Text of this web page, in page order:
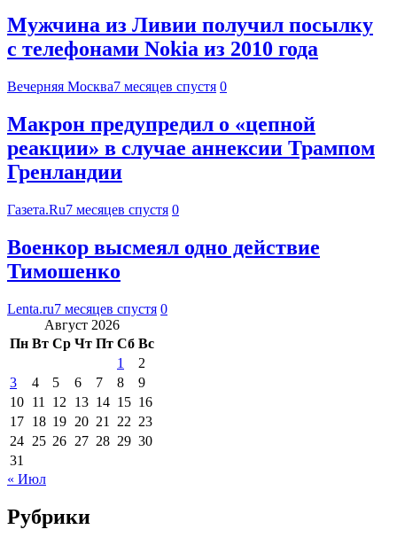
Мужчина из Ливии получил посылку
с телефонами Nokia из 2010 года
Вечерняя Москва7 месяцев спустя 0
Макрон предупредил о «цепной
реакции» в случае аннексии Трампом
Гренландии
Газета.Ru7 месяцев спустя 0
Военкор высмеял одно действие
Тимошенко
Lenta.ru7 месяцев спустя 0
Август 2026
Пн Вт Ср Чт Пт Сб Вс
1
2
3
4 5 6 7 8
9
10 11 12 13 14 15 16
17 18 19 20 21 22 23
24 25 26 27 28 29 30
31
« Июл
Рубрики